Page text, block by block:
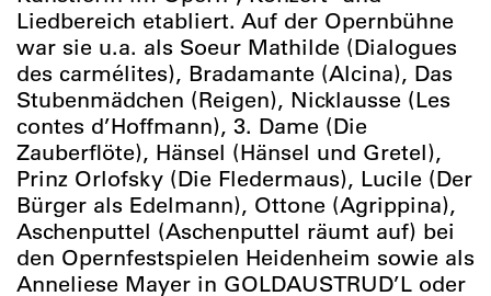
Liedbereich etabliert. Auf der Opernbühne
war sie u.a. als Soeur Mathilde (Dialogues
des carmélites), Bradamante (Alcina), Das
Stubenmädchen (Reigen), Nicklausse (Les
contes d’Hoffmann), 3. Dame (Die
Zauberflöte), Hänsel (Hänsel und Gretel),
Prinz Orlofsky (Die Fledermaus), Lucile (Der
Bürger als Edelmann), Ottone (Agrippina),
Aschenputtel (Aschenputtel räumt auf) bei
den Opernfestspielen Heidenheim sowie als
Anneliese Mayer in GOLDAUSTRUD’L oder